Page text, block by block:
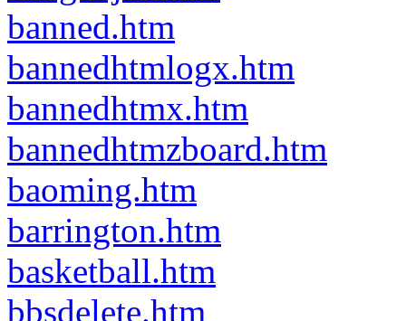
banned.htm
bannedhtmlogx.htm
bannedhtmx.htm
bannedhtmzboard.htm
baoming.htm
barrington.htm
basketball.htm
bbsdelete.htm